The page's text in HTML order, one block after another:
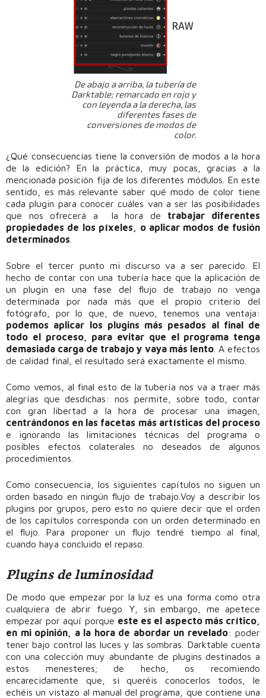
De abajo a arriba, la tubería de
Darktable; remarcado en rojo y
con leyenda a la derecha, las
diferentes fases de
conversiones de modos de
color.
¿Qué consecuencias tiene la conversión de modos a la hora
de la edición? En la práctica, muy pocas, gracias a la
mencionada posición fija de los diferentes módulos. En este
sentido, es más relevante saber qué modo de color tiene
cada plugin para conocer cuáles van a ser las posibilidades
que nos ofrecerá a la hora de trabajar diferentes
propiedades de los píxeles, o aplicar modos de fusión
determinados
Sobre el tercer punto mi discurso va a ser parecido. El
hecho de contar con una tubería hace que la aplicación de
un plugin en una fase del flujo de trabajo no venga
determinada por nada más que el propio criterio del
fotógrafo, por lo que, de nuevo, tenemos una ventaja:
podemos aplicar los plugins más pesados al final de
todo el proceso, para evitar que el programa tenga
demasiada carga de trabajo y vaya más lento. A efectos
de calidad final, el resultado será exactamente el mismo.
Como vemos, al final esto de la tubería nos va a traer más
alegrías que desdichas: nos permite, sobre todo, contar
con gran libertad a la hora de procesar una imagen,
centrándonos en las facetas más artísticas del proceso
e ignorando las limitaciones técnicas del programa o
posibles efectos colaterales no deseados de algunos
procedimientos.
Como consecuencia, los siguientes capítulos no siguen un
orden basado en ningún flujo de trabajo.Voy a describir los
plugins por grupos, pero esto no quiere decir que el orden
de los capítulos corresponda con un orden determinado en
el flujo. Para proponer un flujo tendré tiempo al final,
cuando haya concluido el repaso.
Plugins de luminosidad
De modo que empezar por la luz es una forma como otra
cualquiera de abrir fuego. Y, sin embargo, me apetece
empezar por aquí porque este es el aspecto más crítico,
en mi opinión, a la hora de abordar un revelado: poder
tener bajo control las luces y las sombras. Darktable cuenta
con una colección muy abundante de plugins destinados a
estos menesteres; de hecho, os recomiendo
encarecidamente que, si queréis conocerlos todos, le
echéis un vistazo al manual del programa, que contiene una